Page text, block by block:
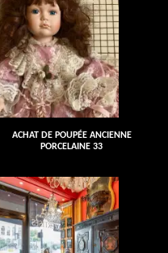
ACHAT DE POUPÉE ANCIENNE
PORCELAINE 33